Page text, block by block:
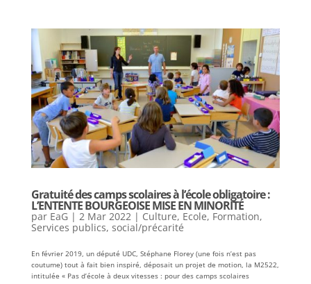
Gratuité des camps scolaires à l’école obligatoire :
L’ENTENTE BOURGEOISE MISE EN MINORITÉ
par EaG | 2 Mar 2022| Culture, Ecole, Formation,
Services publics, social/précarité
En février 2019, un député UDC, Stéphane Florey (une fois n’est pas
coutume) tout à fait bien inspiré, déposait un projet de motion, la M2522,
intitulée « Pas d’école à deux vitesses : pour des camps scolaires